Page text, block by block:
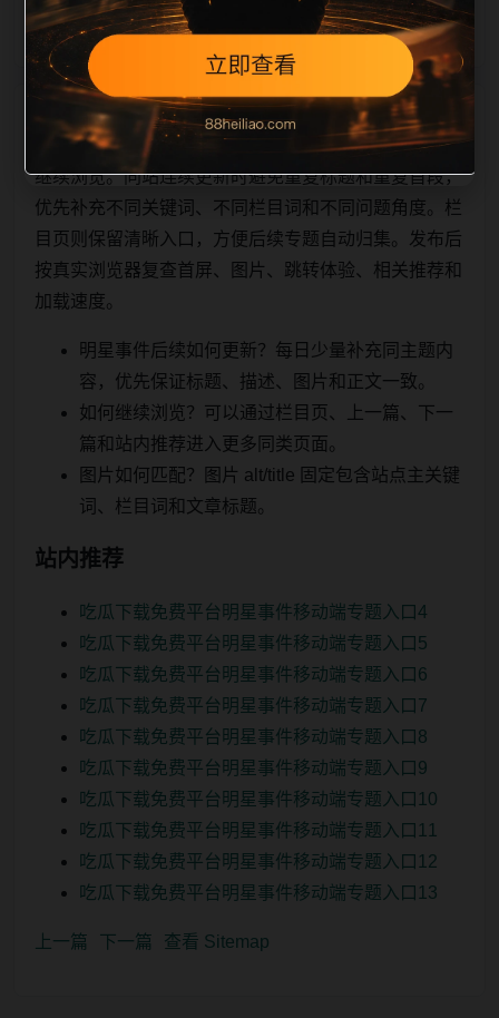
让真实用户顺着栏目
相关问题与推荐
继续浏览。同站连续更新时避免重复标题和重复首段，
优先补充不同关键词、不同栏目词和不同问题角度。栏
目页则保留清晰入口，方便后续专题自动归集。发布后
按真实浏览器复查首屏、图片、跳转体验、相关推荐和
加载速度。
明星事件后续如何更新？每日少量补充同主题内
容，优先保证标题、描述、图片和正文一致。
如何继续浏览？可以通过栏目页、上一篇、下一
篇和站内推荐进入更多同类页面。
图片如何匹配？图片 alt/title 固定包含站点主关键
词、栏目词和文章标题。
站内推荐
吃瓜下载免费平台明星事件移动端专题入口4
吃瓜下载免费平台明星事件移动端专题入口5
吃瓜下载免费平台明星事件移动端专题入口6
吃瓜下载免费平台明星事件移动端专题入口7
吃瓜下载免费平台明星事件移动端专题入口8
吃瓜下载免费平台明星事件移动端专题入口9
吃瓜下载免费平台明星事件移动端专题入口10
吃瓜下载免费平台明星事件移动端专题入口11
吃瓜下载免费平台明星事件移动端专题入口12
吃瓜下载免费平台明星事件移动端专题入口13
上一篇 下一篇 查看 Sitemap